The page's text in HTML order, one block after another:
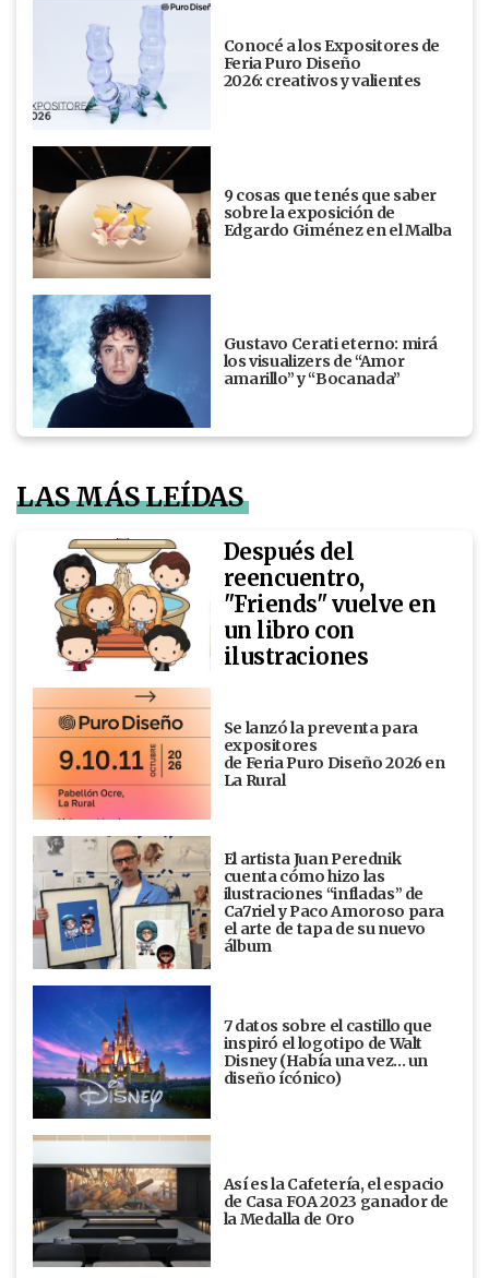
Conocé a los Expositores de
Feria Puro Diseño
2026: creativos y valientes
9 cosas que tenés que saber
sobre la exposición de
Edgardo Giménez en el Malba
Gustavo Cerati eterno: mirá
los visualizers de “Amor
amarillo” y “Bocanada”
LAS MÁS LEÍDAS
Después del
reencuentro,
"Friends" vuelve en
un libro con
ilustraciones
Se lanzó la preventa para
expositores
de Feria Puro Diseño 2026 en
La Rural
El artista Juan Perednik
cuenta cómo hizo las
ilustraciones “infladas” de
Ca7riel y Paco Amoroso para
el arte de tapa de su nuevo
álbum
7 datos sobre el castillo que
inspiró el logotipo de Walt
Disney (Había una vez... un
diseño ícónico)
Así es la Cafetería, el espacio
de Casa FOA 2023 ganador de
la Medalla de Oro